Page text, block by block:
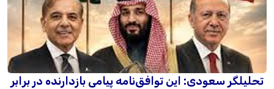
تحلیلگر سعودی: این توافق‌نامه پیامی بازدارنده در برابر